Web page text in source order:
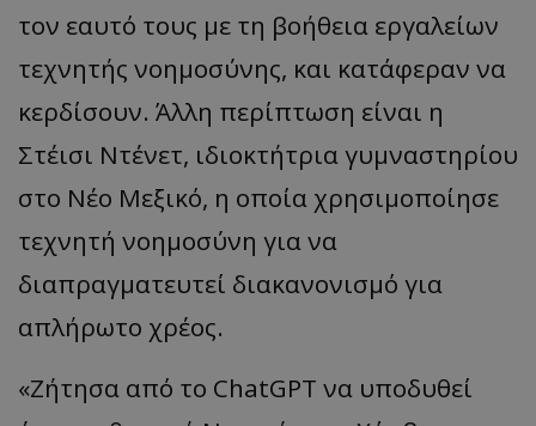
τον εαυτό τους με τη βοήθεια εργαλείων
τεχνητής νοημοσύνης, και κατάφεραν να
κερδίσουν. Άλλη περίπτωση είναι η
Στέισι Ντένετ, ιδιοκτήτρια γυμναστηρίου
στο Νέο Μεξικό, η οποία χρησιμοποίησε
τεχνητή νοημοσύνη για να
διαπραγματευτεί διακανονισμό για
απλήρωτο χρέος.
«Ζήτησα από το ChatGPT να υποδυθεί